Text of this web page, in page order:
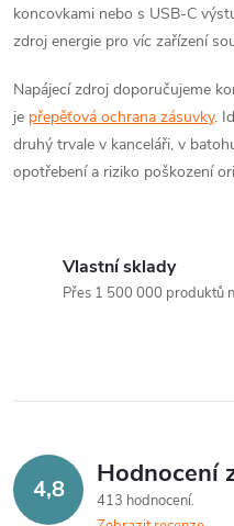
koncovkami nebo s USB-C
zdroj energie pro víc zařízení
Napájecí zdroj doporučujeme
je přepěťová ochrana zásuvky.
druhý trvale v kanceláři, v
opotřebení a riziko poškození
Vlastní sklady
Přes 1 500 000 produktů
4,8 Hodnocení
413 hodnocení